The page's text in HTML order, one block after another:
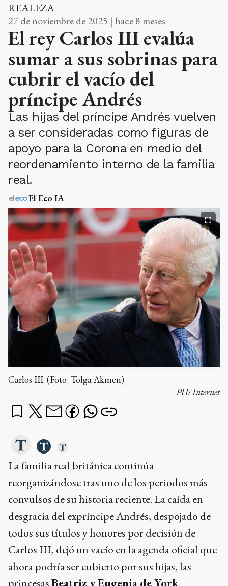
REALEZA
27 de noviembre de 2025 | hace 8 meses
El rey Carlos III evalúa
sumar a sus sobrinas para
cubrir el vacío del
príncipe Andrés
Las hijas del príncipe Andrés vuelven
a ser consideradas como figuras de
apoyo para la Corona en medio del
reordenamiento interno de la familia
real.
El Eco IA
Carlos III. (Foto: Tolga Akmen)
PH:Internet
La familia real británica continúa
reorganizándose tras uno de los periodos más
convulsos de su historia reciente. La caída en
desgracia del expríncipe Andrés, despojado de
todos sus títulos y honores por decisión de
Carlos III, dejó un vacío en la agenda oficial que
ahora podría ser cubierto por sus hijas, las